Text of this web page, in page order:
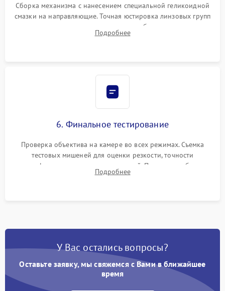
Сборка механизма с нанесением специальной геликоидной
смазки на направляющие. Точная юстировка линзовых групп
программным или механическим способом для устранения
бэк
Подробнее
6. Финальное тестирование
Проверка объектива на камере во всех режимах. Съемка
тестовых мишеней для оценки резкости, точности
автофокуса и отсутствия искажений. Проверка работы
диафрагмы на закрытых значениях и тестирование
Подробнее
У Вас остались вопросы?
Оставьте заявку, мы свяжемся с Вами в ближайшее
время